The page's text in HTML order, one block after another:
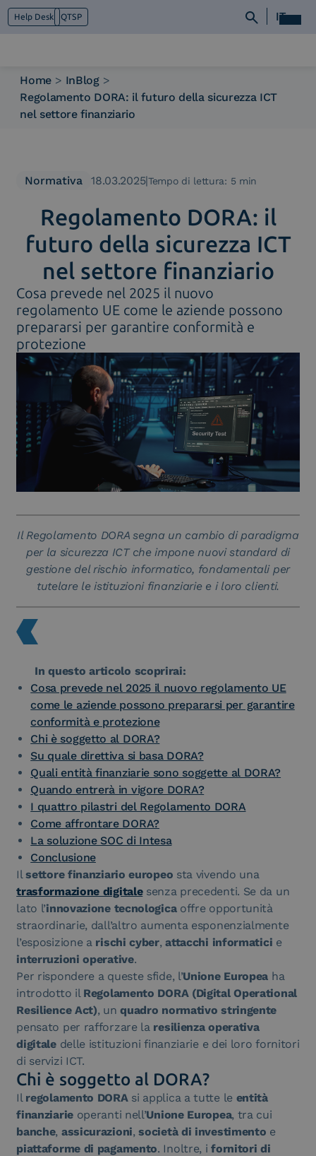
Help Desk QTSP IT
Chi siamo
News e Media
Home > InBlog >
Regolamento DORA: il futuro della sicurezza ICT
nel settore finanziario
Normativa 18.03.2025|Tempo di lettura: 5 min
Regolamento DORA: il
futuro della sicurezza ICT
nel settore finanziario
Cosa prevede nel 2025 il nuovo
regolamento UE come le aziende possono
prepararsi per garantire conformità e
protezione
Il Regolamento DORA segna un cambio di paradigma
per la sicurezza ICT che impone nuovi standard di
gestione del rischio informatico, fondamentali per
tutelare le istituzioni finanziarie e i loro clienti.
In questo articolo scoprirai:
Cosa prevede nel 2025 il nuovo regolamento UE
come le aziende possono prepararsi per garantire
conformità e protezione
Chi è soggetto al DORA?
Su quale direttiva si basa DORA?
Quali entità finanziarie sono soggette al DORA?
​Quando entrerà in vigore DORA?
I quattro pilastri del Regolamento DORA
Come affrontare DORA?
La soluzione SOC di Intesa
Conclusione
Ilsettore finanziario europeo sta vivendo una
trasformazione digitalesenza precedenti. Se da un
lato l’innovazione tecnologica offre opportunità
straordinarie, dall’altro aumenta esponenzialmente
l’esposizione a rischi cyber,attacchi informatici e
interruzioni operative.
Per rispondere a queste sfide, l’Unione Europea ha
introdotto il Regolamento DORA (Digital Operational
Resilience Act), unquadro normativo stringente
pensato per rafforzare laresilienza operativa
digitaledelle istituzioni finanziarie e dei loro fornitori
di servizi ICT.
Chi è soggetto al DORA?
Il regolamento DORAsi applica a tutte le entità
finanziarieoperanti nell’Unione Europea, tra cui
banche, assicurazioni,società di investimento e
piattaforme di pagamento. Inoltre, ifornitori di